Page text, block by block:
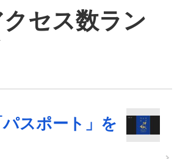
セス数ラン
スポート」を